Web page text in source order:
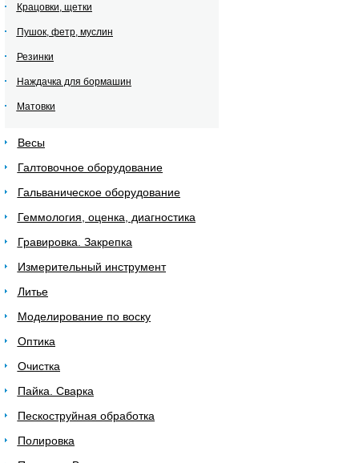
Крацовки, щетки
Пушок, фетр, муслин
Резинки
Наждачка для бормашин
Матовки
Весы
Галтовочное оборудование
Гальваническое оборудование
Геммология, оценка, диагностика
Гравировка. Закрепка
Измерительный инструмент
Литье
Моделирование по воску
Оптика
Очистка
Пайка. Сварка
Пескоструйная обработка
Полировка